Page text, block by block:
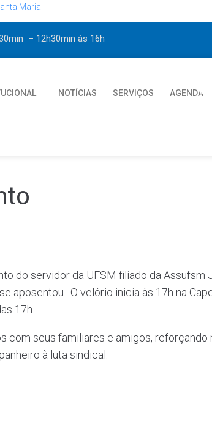
Maria
– 12h30min às 16h
NOTÍCIAS SERVIÇOS AGENDA
do servidor da UFSM filiado da
aposentou. O velório inicia às 17h na
17h.
com seus familiares e amigos,
à luta sindical.